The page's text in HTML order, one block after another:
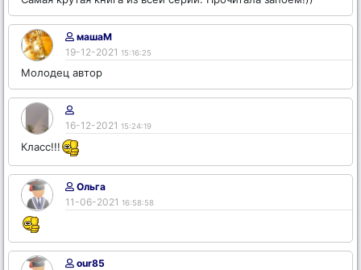
машаМ
19-12-2021 15:16:25
Молодец автор
16-12-2021 15:24:19
Класс!!!
Ольга
11-06-2021 16:58:58
our85